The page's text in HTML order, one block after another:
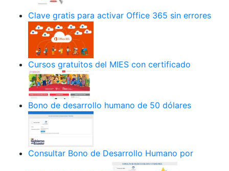
Clave gratis para activar Office 365 sin errores
Cursos gratuitos del MIES con certificado
Bono de desarrollo humano de 50 dólares
Consultar Bono de Desarrollo Humano por